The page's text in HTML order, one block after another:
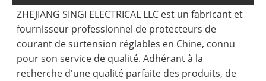
ZHEJIANG SINGI ELECTRICAL LLC est un fabricant et
fournisseur professionnel de protecteurs de
courant de surtension réglables en Chine, connu
pour son service de qualité. Adhérant à la
recherche d'une qualité parfaite des produits, de